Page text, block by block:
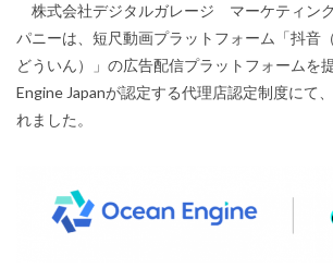
株式会社デジタルガレージ マーケティン
パニーは、短尺動画プラットフォーム「抖音
どういん）」の広告配信プラットフォームを
Engine Japanが認定する代理店認定制度にて
れました。